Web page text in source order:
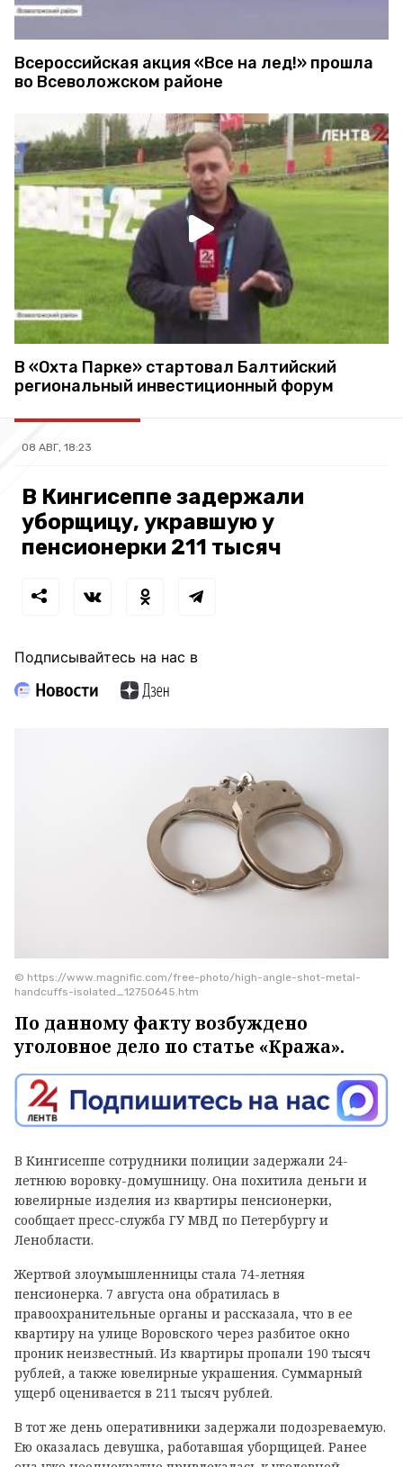
Всероссийская акция «Все на лед!» прошла
во Всеволожском районе
В «Охта Парке» стартовал Балтийский
региональный инвестиционный форум
08 АВГ, 18:23
В Кингисеппе задержали
уборщицу, укравшую у
пенсионерки 211 тысяч
Подписывайтесь на нас в
© https://www.magnific.com/free-photo/high-angle-shot-metal-
handcuffs-isolated_12750645.htm
По данному факту возбуждено
уголовное дело по статье «Кража».
В Кингисеппе сотрудники полиции задержали 24-
летнюю воровку-домушницу. Она похитила деньги и
ювелирные изделия из квартиры пенсионерки,
сообщает пресс-служба ГУ МВД по Петербургу и
Ленобласти.
Жертвой злоумышленницы стала 74-летняя
пенсионерка. 7 августа она обратилась в
правоохранительные органы и рассказала, что в ее
квартиру на улице Воровского через разбитое окно
проник неизвестный. Из квартиры пропали 190 тысяч
рублей, а также ювелирные украшения. Суммарный
ущерб оценивается в 211 тысяч рублей.
В тот же день оперативники задержали подозреваемую.
Ею оказалась девушка, работавшая уборщицей. Ранее